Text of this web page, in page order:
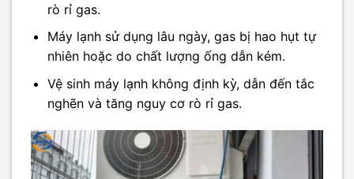
rò rỉ gas.​
Máy lạnh sử dụng lâu ngày, gas bị hao hụt tự
nhiên hoặc do chất lượng ống dẫn kém.​
Vệ sinh máy lạnh không định kỳ, dẫn đến tắc
nghẽn và tăng nguy cơ rò rỉ gas.